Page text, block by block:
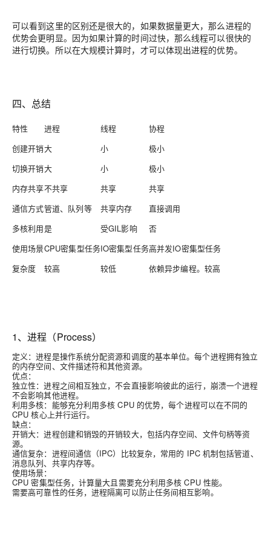
可以看到这里的区别还是很大的，如果数据量更大，那么进程的
优势会更明显。因为如果计算的时间过快，那么线程可以很快的
进行切换。所以在大规模计算时，才可以体现出进程的优势。
四、总结
特性 进程 线程
协程
创建开销大 小
极小
切换开销大 小
极小
内存共享不共享 共享
共享
通信方式管道、队列等 共享内存
直接调用
多核利用是 受GIL影响
否
使用场景CPU密集型任务IO密集型任务高并发IO密集型任务
复杂度
较高 较低 依赖异步编程。较高
1、进程（Process）
定义：进程是操作系统分配资源和调度的基本单位。每个进程拥有独立
的内存空间、文件描述符和其他资源。
优点：
独立性：进程之间相互独立，不会直接影响彼此的运行，崩溃一个进程
不会影响其他进程。
利用多核： 能够充分利用多核 CPU 的优势，每个进程可以在不同的
CPU 核心上并行运行。
缺点：
开销大：进程创建和销毁的开销较大，包括内存空间、文件句柄等资
源。
通信复杂： 进程间通信（IPC）比较复杂，常用的 IPC 机制包括管道、
消息队列、共享内存等。
使用场景：
CPU 密集型任务，计算量大且需要充分利用多核 CPU 性能。
需要高可靠性的任务，进程隔离可以防止任务间相互影响。